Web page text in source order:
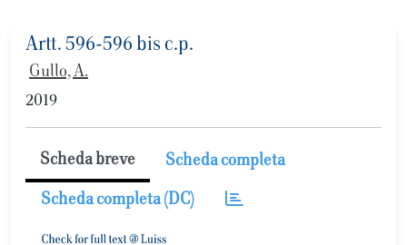
Artt. 596-596 bis c.p.
Gullo, A.
2019
Scheda breve Scheda completa
Scheda completa (DC)